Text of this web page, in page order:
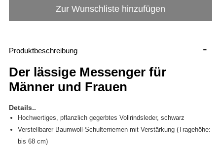
Zur Wunschliste hinzufügen
Produktbeschreibung
-
Der lässige Messenger für
Männer und Frauen
Details..
Hochwertiges, pflanzlich gegerbtes Vollrindsleder, schwarz
Verstellbarer Baumwoll-Schulterriemen mit Verstärkung (Tragehöhe:
bis 68 cm)